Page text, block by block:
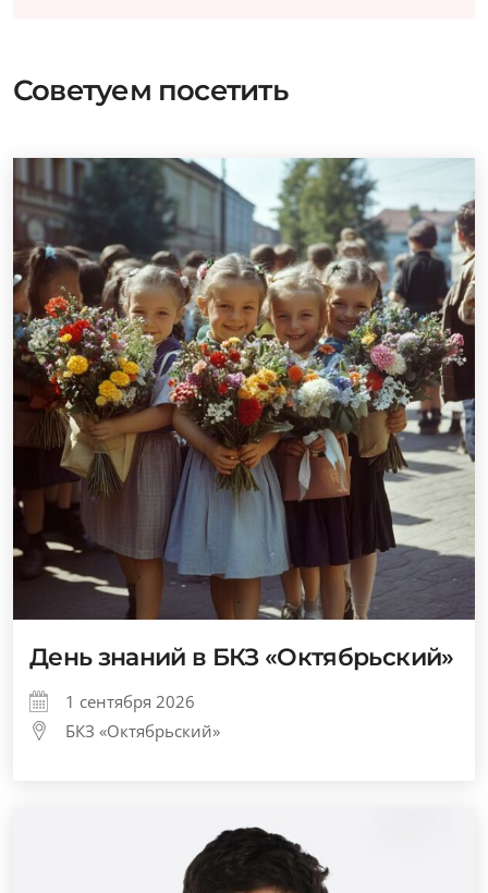
Советуем посетить
День знаний в БКЗ «Октябрьский»
1 сентября 2026
БКЗ «Октябрьский»